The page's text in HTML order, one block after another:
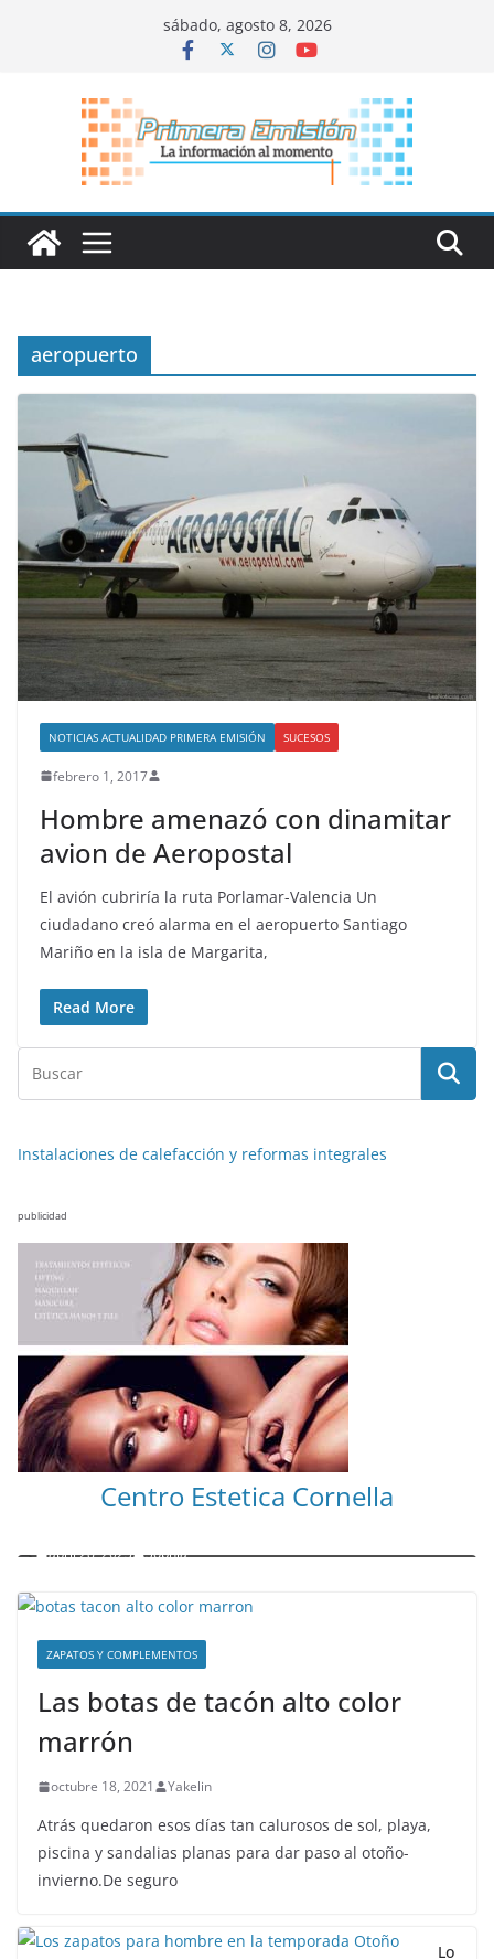
sábado, agosto 8, 2026
aeropuerto
NOTICIAS ACTUALIDAD PRIMERA EMISIÓN SUCESOS
febrero 1, 2017
Hombre amenazó con dinamitar
avion de Aeropostal
El avión cubriría la ruta Porlamar-Valencia Un
ciudadano creó alarma en el aeropuerto Santiago
Mariño en la isla de Margarita,
Read More
Instalaciones de calefacción y reformas integrales
publicidad
Centro Estetica Cornella
abril 28, 2023 Sophia
Las botas de tacón alto color
Atrás quedaron esos días tan calurosos de sol, playa,
piscina y sandalias planas para dar paso al otoño-